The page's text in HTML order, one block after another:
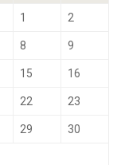
1 2
8 9
15 16
22 23
29 30